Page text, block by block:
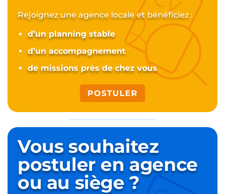
Rejoignez une agence locale et bénéficiez :
d’un planning stable
d’un accompagnement
de missions près de chez vous
POSTULER
Vous souhaitez
postuleren agence
ou au siège ?